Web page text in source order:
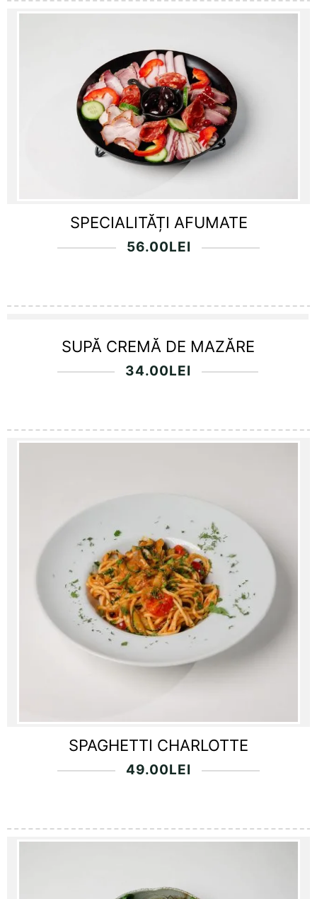
SPECIALITĂȚI AFUMATE
56.00LEI
SUPĂ CREMĂ DE MAZĂRE
34.00LEI
SPAGHETTI CHARLOTTE
49.00LEI